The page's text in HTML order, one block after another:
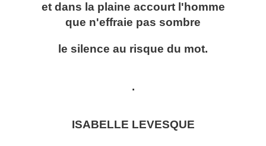
et dans la plaine accourt l'homme
que n'effraie pas sombre
le silence au risque du mot.
.
ISABELLE LEVESQUE